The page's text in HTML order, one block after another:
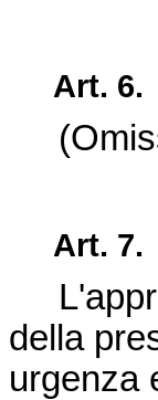
Art. 6.
Art. 7.
della
urgenza